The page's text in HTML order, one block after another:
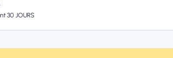
30 JOURS